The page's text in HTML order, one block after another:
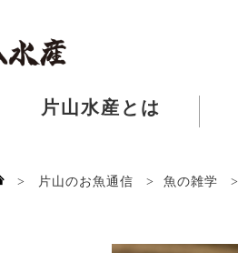
片山水産とは
> 片山のお魚通信 > 魚の雑学 >